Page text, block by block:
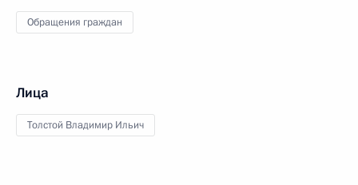
Обращения граждан
Лица
Толстой Владимир Ильич